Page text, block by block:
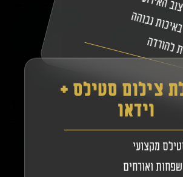
האירוע
גבוהה
להורדה
צילום סטילס +
וידאו
מקצועי
ואורחים